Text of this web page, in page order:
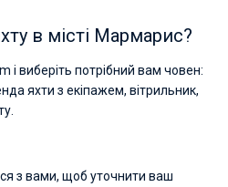
в місті Мармарис?
і виберіть потрібний вам човен:
яхти з екіпажем, вітрильник,
з вами, щоб уточнити ваш